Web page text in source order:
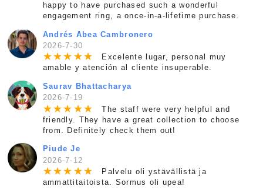
happy to have purchased such a wonderful
engagement ring, a once-in-a-lifetime purchase.
Andrés Abea Cambronero
2026-7-30
★★★ ★★
Excelente lugar, personal muy
amable y atención al cliente insuperable.
Saurav Bhattacharya
2026-7-19
★★★ ★★
The staff were very helpful and
friendly. They have a great collection to choose
from. Definitely check them out!
Piude Je
2026-7-12
★★★ ★★
Palvelu oli ystävällistä ja
ammattitaitoista. Sormus oli upea!